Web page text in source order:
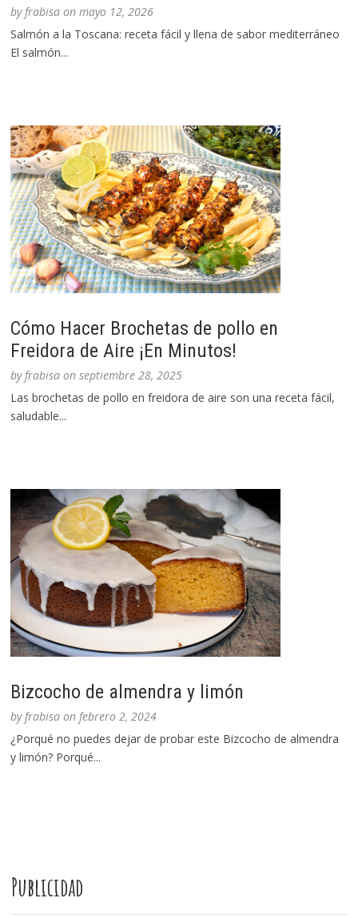
byfrabisa onmayo 12, 2026
Salmón a la Toscana: receta fácil y llena de sabor mediterráneo
El salmón...
Cómo Hacer Brochetas de pollo en
Freidora de Aire ¡En Minutos!
byfrabisa onseptiembre 28, 2025
Las brochetas de pollo en freidora de aire son una receta fácil,
saludable...
Bizcocho de almendra y limón
byfrabisa onfebrero 2, 2024
¿Porqué no puedes dejar de probar este Bizcocho de almendra
y limón? Porqué...
Publicidad